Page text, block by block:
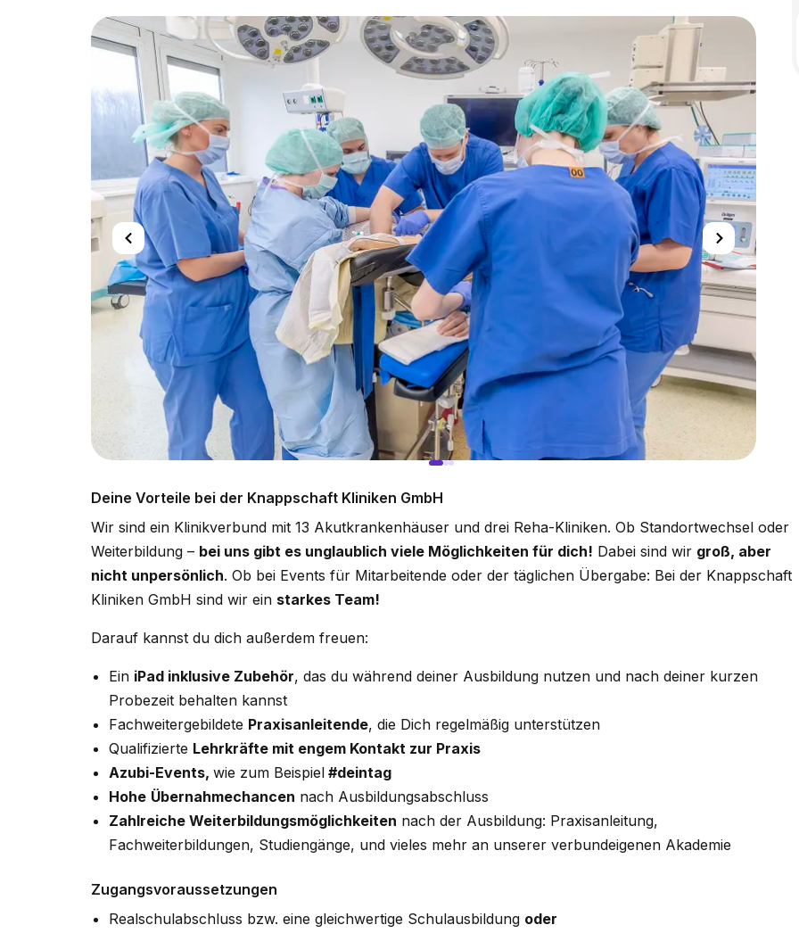
Deine Vorteile bei der Knappschaft Kliniken GmbH
Wir sind ein Klinikverbund mit 13 Akutkrankenhäuser und drei Reha-Kliniken. Ob Standortwechsel oder
Weiterbildung – bei uns gibt es unglaublich viele Möglichkeiten für dich! Dabei sind wir groß, aber
nicht unpersönlich. Ob bei Events für Mitarbeitende oder der täglichen Übergabe: Bei der Knappschaft
Kliniken GmbH sind wir ein starkes Team!
Darauf kannst du dich außerdem freuen:
Ein iPad inklusive Zubehör, das du während deiner Ausbildung nutzen und nach deiner kurzen
Probezeit behalten kannst
Fachweitergebildete Praxisanleitende, die Dich regelmäßig unterstützen
Qualifizierte Lehrkräfte mit engem Kontakt zur Praxis
Azubi-Events, wie zum Beispiel #deintag
Hohe Übernahmechancen nach Ausbildungsabschluss
Zahlreiche Weiterbildungsmöglichkeiten nach der Ausbildung: Praxisanleitung,
Fachweiterbildungen, Studiengänge, und vieles mehr an unserer verbundeigenen Akademie
Zugangsvoraussetzungen
Realschulabschluss bzw. eine gleichwertige Schulausbildung oder